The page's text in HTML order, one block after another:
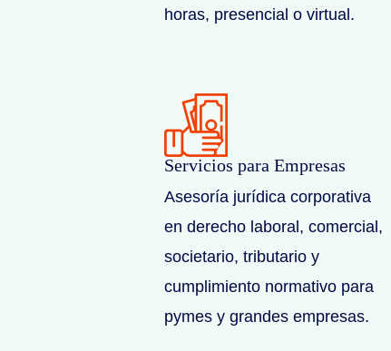
horas, presencial o virtual.
Servicios para Empresas
Asesoría jurídica corporativa
en derecho laboral, comercial,
societario, tributario y
cumplimiento normativo para
pymes y grandes empresas.